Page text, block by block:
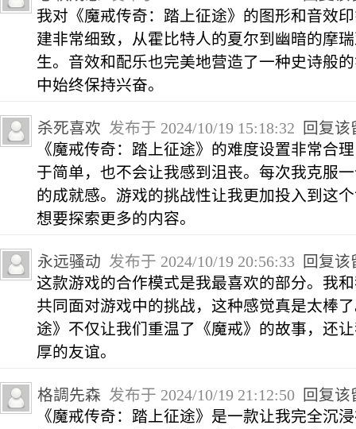
我对《魔戒传奇：踏上征途》的图形和音效
建非常细致，从霍比特人的夏尔到幽暗的摩
生。音效和配乐也完美地营造了一种史诗般
中始终保持兴奋。
杀死喜欢 发布于 2024/10/19 15:18:32
回复该
《魔戒传奇：踏上征途》的难度设置非常合
于简单，也不会让我感到沮丧。每次我克服
的成就感。游戏的挑战性让我更加投入到这
想要探索更多的内容。
永远骚动 发布于 2024/10/19 20:56:33
回复该
这款游戏的合作模式是我最喜欢的部分。我
共同面对游戏中的挑战，这种感觉真是太棒
途》不仅让我们重温了《魔戒》的故事，还
厚的友谊。
格調先森 发布于 2024/10/19 21:12:50 回复该
《魔戒传奇：踏上征途》是一款让我完全沉